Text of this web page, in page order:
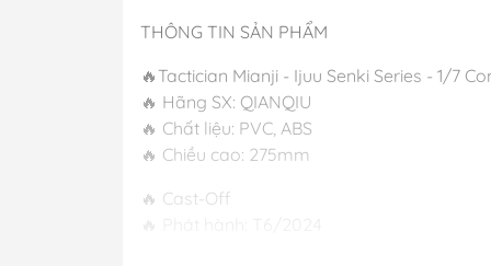
THÔNG TIN SẢN PHẨM
🔥Tactician Mianji - Ijuu Senki Series - 1/7
🔥 Hãng SX: QIANQIU
🔥 Chất liệu: PVC, ABS
🔥 Chiều cao: 275mm
🔥 Cast-Off